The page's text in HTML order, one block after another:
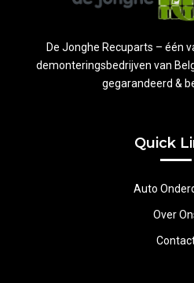
De Jonghe Recuparts – één
demonteringsbedrijven van
gegarandeerd &
Quick
Auto
Over